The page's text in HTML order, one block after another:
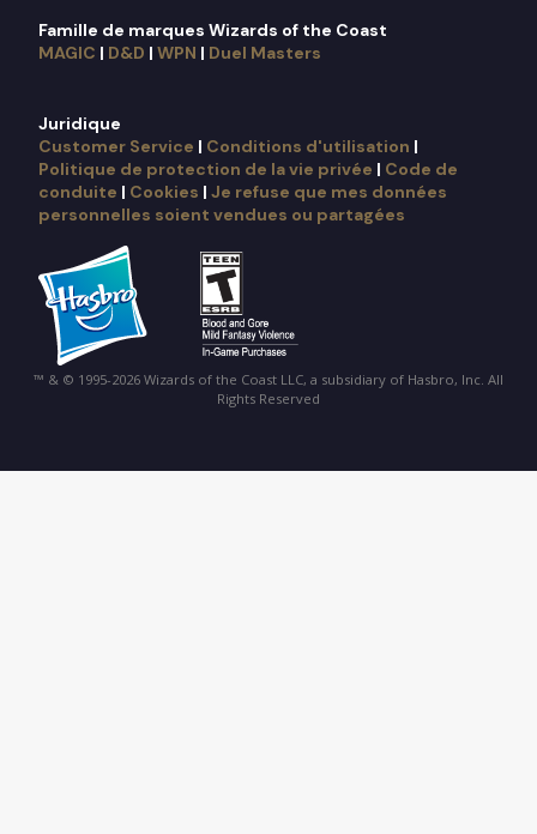
Famille de marques Wizards of the Coast
MAGIC | D&D | WPN | Duel Masters
Juridique
Customer Service | Conditions d'utilisation |
Politique de protection de la vie privée | Code de
conduite | Cookies | Je refuse que mes données
personnelles soient vendues ou partagées
™ & © 1995-2026 Wizards of the Coast LLC, a subsidiary of Hasbro, Inc. All
Rights Reserved